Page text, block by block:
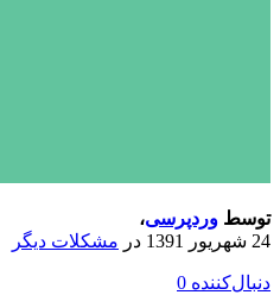
توسط وردپرسی،
24 شهریور 1391
در مشکلات دیگر
دنبال‌کننده 0